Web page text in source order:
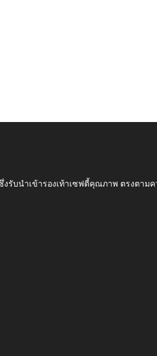
งรับนำเข้ารองเท้าเซฟตี้คุณภาพ ตรงตา